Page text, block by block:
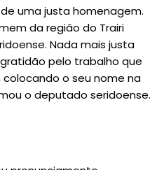
uma justa homenagem.
da região do Trairi
Nada mais justa
pelo trabalho que
o seu nome na
o deputado seridoense.